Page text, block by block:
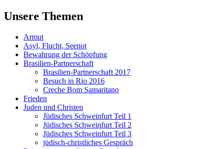
Unsere Themen
Armut
Asyl, Flucht, Seenot
Bewahrung der Schöpfung
Brasilien-Partnerschaft
Brasilien-Partnerschaft 2017
Besuch in Rio 2016
Creche Bom Samaritano
Frieden
Juden und Christen
Jüdisches Schweinfurt Teil 1
Jüdisches Schweinfurt Teil 2
Jüdisches Schweinfurt Teil 3
jüdisch-christliches Gespräch